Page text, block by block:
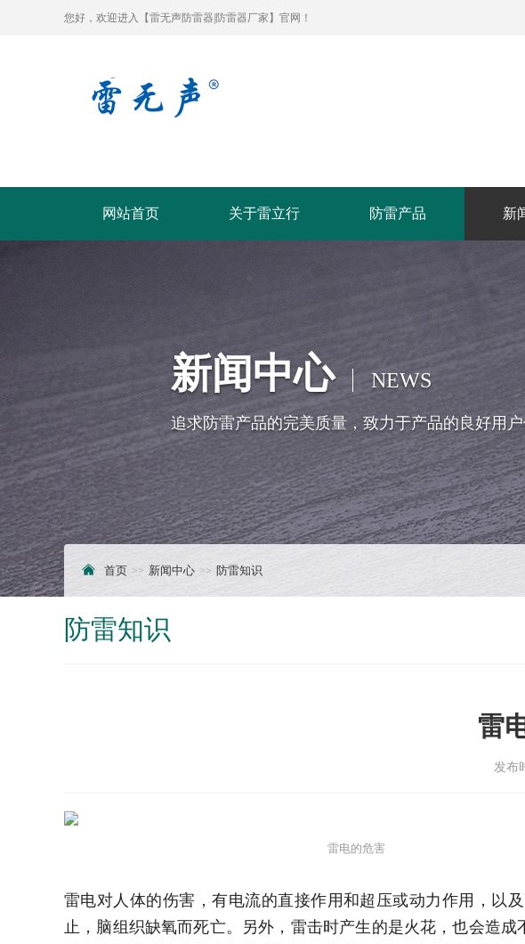
您好，欢迎进入【雷无声防雷器|防雷器厂家】官网！
网站首页 关于雷立行 防雷产品 新
新闻中心 NEWS
追求防雷产品的完美质量，致力于产品的良好用
首页 新闻中心 防雷知识
防雷知识
雷
发布
雷电的危害
雷电对人体的伤害，有电流的直接作用和超压或动力作用，以
止，脑组织缺氧而死亡。另外，雷击时产生的是火花，也会造